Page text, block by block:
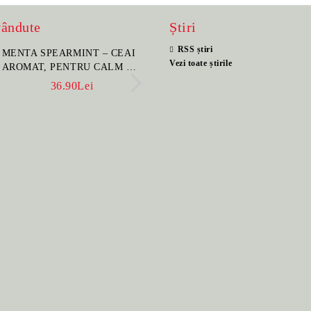
MENTA SPEARMINT – CEAI
AROMAT, PENTRU CALM ȘI
BENEFIC PENTRU
36.90Lei
SET PORTELAN
PENTRU CEAI
Știri
RSS știri
Vezi toate știrile